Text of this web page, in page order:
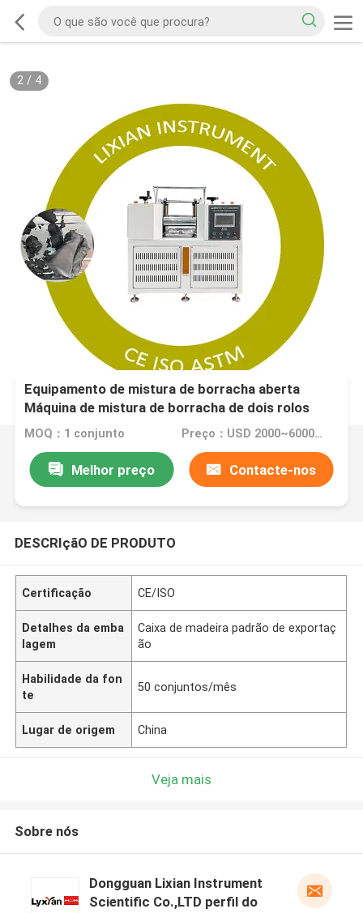
2/ 4
Equipamento de mistura de borracha aberta
Máquina de mistura de borracha de dois rolos
com garantia de 1 ano Capacidade de mistura de
borracha de 0,3 a 2 kg
MOQ：1 conjunto Preço：USD 2000~6000/ per set
Melhor preço Contacte-nos
DESCRIçãO DE PRODUTO
Certificação CE/ISO
Detalhes da emba
lagem
Caixa de madeira padrão de exportaç
ão
Habilidade da fon
te
50 conjuntos/mês
Lugar de origem China
Veja mais
Sobre nós
Dongguan Lixian Instrument
Scientific Co.,LTD perfil do